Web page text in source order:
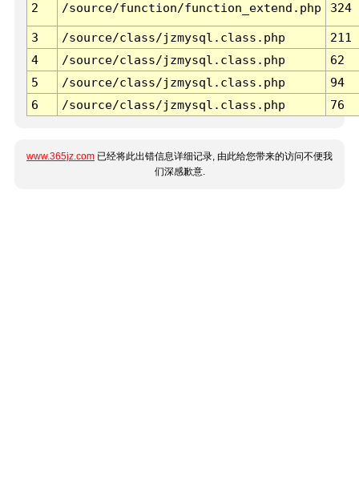
2 /source/function/function_extend.php 324
3 /source/class/jzmysql.class.php
211
4
/source/class/jzmysql.class.php
62
5
/source/class/jzmysql.class.php
94
6
/source/class/jzmysql.class.php 76
www.365jz.com 已经将此出错信息详细记录, 由此给您带来的访问不便我
们深感歉意.